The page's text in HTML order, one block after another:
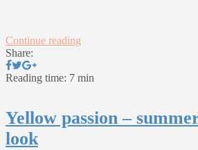
Continue reading
Share:
Reading time: 7 min
Yellow passion –
look